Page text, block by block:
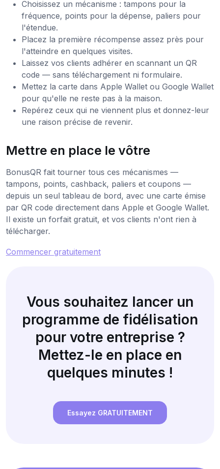
Choisissez un mécanisme : tampons pour la
fréquence, points pour la dépense, paliers pour
l'étendue.
Placez la première récompense assez près pour
l'atteindre en quelques visites.
Laissez vos clients adhérer en scannant un QR
code — sans téléchargement ni formulaire.
Mettez la carte dans Apple Wallet ou Google Wallet
pour qu'elle ne reste pas à la maison.
Repérez ceux qui ne viennent plus et donnez-leur
une raison précise de revenir.
Mettre en place le vôtre
BonusQR fait tourner tous ces mécanismes —
tampons, points, cashback, paliers et coupons —
depuis un seul tableau de bord, avec une carte émise
par QR code directement dans Apple et Google Wallet.
Il existe un forfait gratuit, et vos clients n'ont rien à
télécharger.
Commencer gratuitement
Vous souhaitez lancer un
programme de fidélisation
pour votre entreprise ?
Mettez-le en place en
quelques minutes !
Essayez GRATUITEMENT